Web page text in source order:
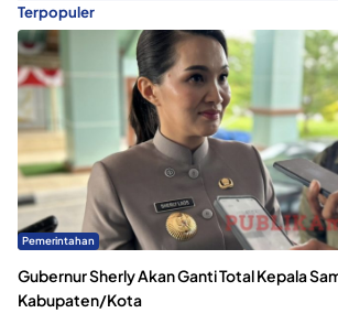
Terpopuler
Pemerintahan
Gubernur Sherly Akan Ganti Total Kepala
Kabupaten/Kota